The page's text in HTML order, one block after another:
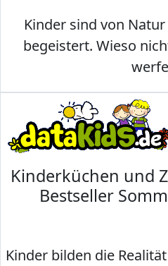
Kinder sind von
begeistert. Wieso
Kinderküchen und
Bestseller
Kinder bilden die